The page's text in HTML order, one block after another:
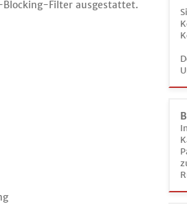
Blocking-Filter ausgestattet.